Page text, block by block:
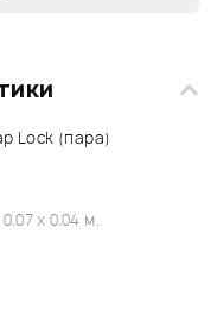
Lock (пара)
x 0.04 м.